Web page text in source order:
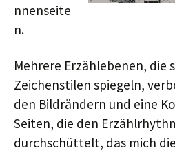
nnenseite
n.
Mehrere Erzählebenen, die
Zeichenstilen spiegeln,
den Bildrändern und eine
Seiten, die den
durchschüttelt, das mich